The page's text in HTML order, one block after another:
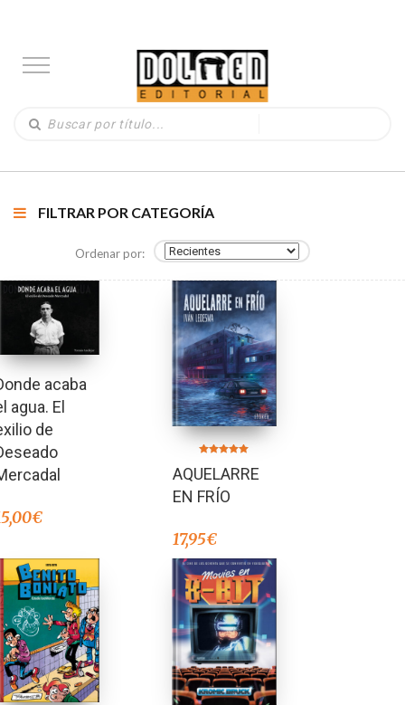
FILTRAR POR CATEGORÍA
Ordenar por:
acaba
agua. El
de
€
5.00
de 5
AQUELARRE
EN FRÍO
17,95€